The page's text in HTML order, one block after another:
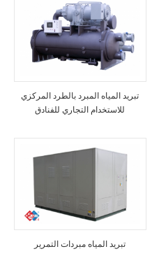
تبريد المياه المبرد بالطرد المركزي
للاستخدام التجاري للفنادق
تبريد المياه مبردات التمرير